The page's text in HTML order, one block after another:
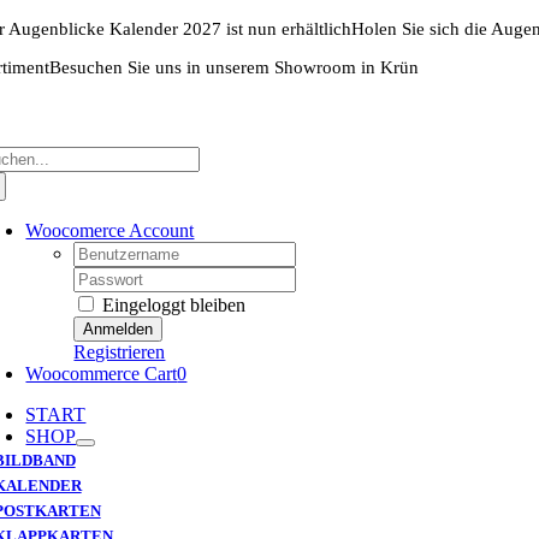
Zum
Inhalt
springen
Augenblicke Kalender 2027 ist nun erhältlichHolen Sie sich die
Besuchen Sie uns in unserem Showroom in Krün
Woocomerce Account
Username:
Password:
Eingeloggt bleiben
Registrieren
Woocommerce Cart0
START
SHOP